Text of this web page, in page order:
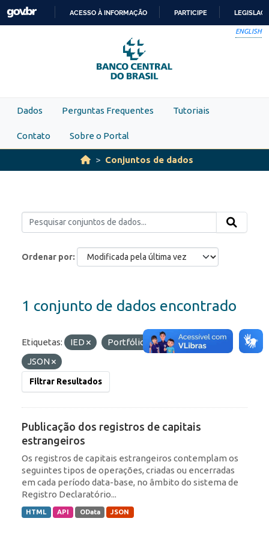
Skip to main content
PARA
O
CONTEÚDO
ACESSO À INFORMAÇÃO PARTICIPE
ENGLISH
Dados Perguntas Frequentes Tutoriais
Contato Sobre o Portal
Conjuntos de dados
Ordenar por
1 conjunto de dados encontrado
Etiquetas: IED Portfólio
Formatos:
JSON
Filtrar Resultados
Publicação dos registros de capitais
estrangeiros
Os registros de capitais estrangeiros contemplam os
seguintes tipos de operações, criadas ou encerradas
em cada período data-base, no âmbito do sistema de
Registro Declaratório...
HTML API OData JSON